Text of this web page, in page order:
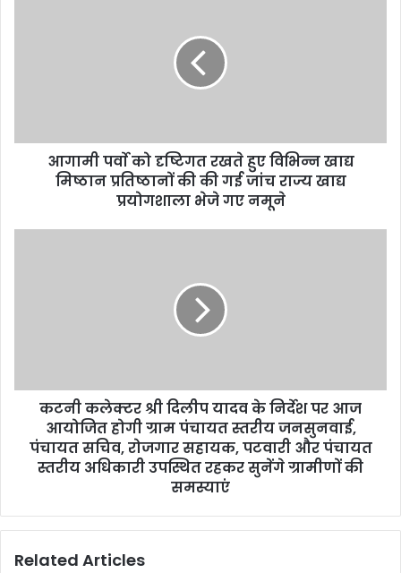
s
आगामी पर्वाे को दृष्टिगत रखते हुए विभिन्न खाद्य
मिष्ठान प्रतिष्ठानों की की गई जांच राज्य खाद्य
प्रयोगशाला भेजे गए नमूने
कटनी कलेक्टर श्री दिलीप यादव के निर्देश पर आज
आयोजित होगी ग्राम पंचायत स्तरीय जनसुनवाई,
पंचायत सचिव, रोजगार सहायक, पटवारी और पंचायत
स्तरीय अधिकारी उपस्थित रहकर सुनेंगे ग्रामीणों की
समस्याएं
Related Articles